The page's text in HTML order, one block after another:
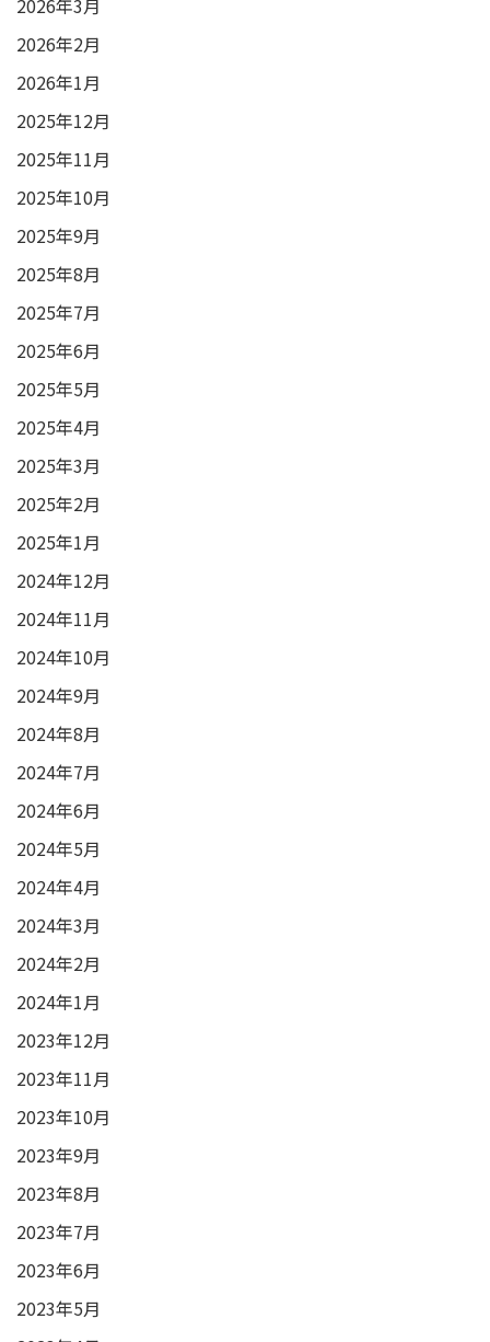
2026年3月
2026年2月
2026年1月
2025年12月
2025年11月
2025年10月
2025年9月
2025年8月
2025年7月
2025年6月
2025年5月
2025年4月
2025年3月
2025年2月
2025年1月
2024年12月
2024年11月
2024年10月
2024年9月
2024年8月
2024年7月
2024年6月
2024年5月
2024年4月
2024年3月
2024年2月
2024年1月
2023年12月
2023年11月
2023年10月
2023年9月
2023年8月
2023年7月
2023年6月
2023年5月